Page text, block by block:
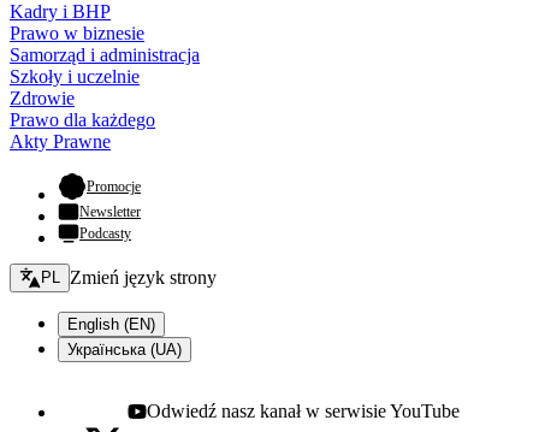
Kadry i BHP
Prawo w biznesie
Samorząd i administracja
Szkoły i uczelnie
Zdrowie
Prawo dla każdego
Akty Prawne
Promocje- otwiera się w nowej karcie
Newsletter
Podcasty
Zmień język - bieżący:
PL Zmień język strony
English (EN)
Українська (UA)
Youtube - otwiera się w nowej karcie
Odwiedź nasz kanał w serwisie YouTube